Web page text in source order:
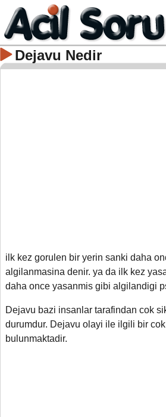
Dejavu Nedir
ilk kez gorulen bir yerin sanki daha
algilanmasina denir. ya da ilk kez
daha once yasanmis gibi algilandigi
Dejavu bazi insanlar tarafindan cok
durumdur. Dejavu olayi ile ilgili bir
bulunmaktadir.